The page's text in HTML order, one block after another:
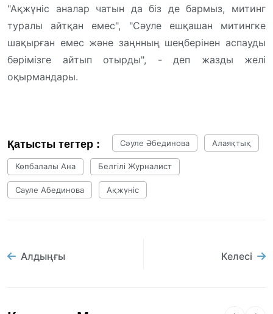
"Ақжүніс аналар чатын да біз де бармыз, митинг
туралы айтқан емес", "Сәуле ешқашан митингке
шақырған емес және заңнның шеңберінен аспауды
бәрімізге айтып отырды", - деп жазды желі
оқырмандары.
Қатысты тегтер : Сәуле Әбединова Алаяқтық
Көпбалалы Ана Белгілі Журналист
Сауле Абединова Ақжүніс
Алдыңғы Келесі